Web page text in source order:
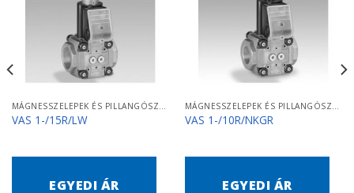
VAS 1-/15R/LW
EGYEDI ÁR
VAS 1-/10R/NKGR
EGYEDI ÁR